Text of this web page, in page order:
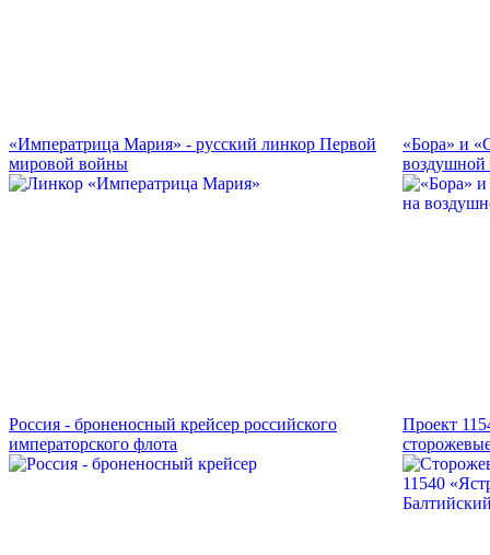
«Императрица Мария» - русский линкор Первой
мировой войны
«Бора» и
Россия - броненосный крейсер российского
императорского флота
Проект